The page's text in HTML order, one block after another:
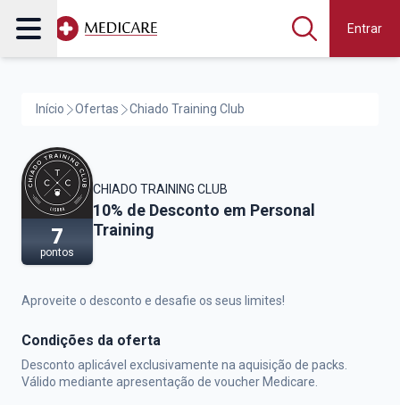
Entrar
Início Ofertas Chiado Training Club
7
pontos
CHIADO TRAINING CLUB
Chiado Training Club,
10% de Desconto em Personal
Training
Aproveite o desconto e desafie os seus limites!
Condições da oferta
Desconto aplicável exclusivamente na aquisição de packs.
Válido mediante apresentação de voucher Medicare.